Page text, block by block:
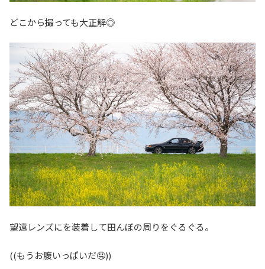
どこから撮っても大正解◎
望遠レンズにを装着して田んぼの周りをぐるぐる。
((もうお腹いっぱいだ🤤))